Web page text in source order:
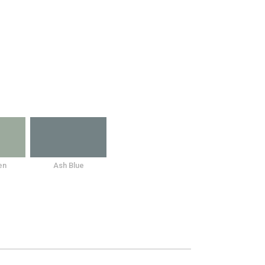
Ash Blue